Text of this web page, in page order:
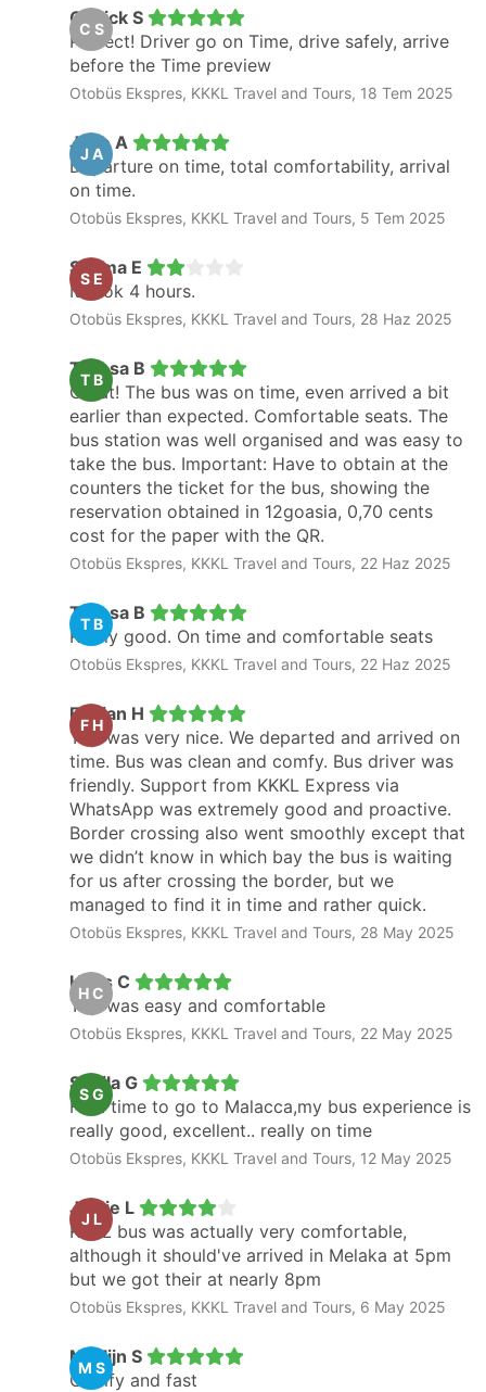
C S
Cheick S
Perfect! Driver go on Time, drive safely, arrive
before the Time preview
Otobüs Ekspres, KKKL Travel and Tours, 18 Tem 2025
J A
Jose A
Departure on time, total comfortability, arrival
on time.
Otobüs Ekspres, KKKL Travel and Tours, 5 Tem 2025
S E
Seyma E
It took 4 hours.
Otobüs Ekspres, KKKL Travel and Tours, 28 Haz 2025
T B
Teresa B
Great! The bus was on time, even arrived a bit
earlier than expected. Comfortable seats. The
bus station was well organised and was easy to
take the bus. Important: Have to obtain at the
counters the ticket for the bus, showing the
reservation obtained in 12goasia, 0,70 cents
cost for the paper with the QR.
Otobüs Ekspres, KKKL Travel and Tours, 22 Haz 2025
T B
Teresa B
Really good. On time and comfortable seats
Otobüs Ekspres, KKKL Travel and Tours, 22 Haz 2025
F H
Florian H
Trip was very nice. We departed and arrived on
time. Bus was clean and comfy. Bus driver was
friendly. Support from KKKL Express via
WhatsApp was extremely good and proactive.
Border crossing also went smoothly except that
we didn’t know in which bay the bus is waiting
for us after crossing the border, but we
managed to find it in time and rather quick.
Otobüs Ekspres, KKKL Travel and Tours, 28 May 2025
H C
Hans C
Trip was easy and comfortable
Otobüs Ekspres, KKKL Travel and Tours, 22 May 2025
S G
Sheila G
First time to go to Malacca,my bus experience is
really good, excellent.. really on time
Otobüs Ekspres, KKKL Travel and Tours, 12 May 2025
J L
Jamie L
KKKL bus was actually very comfortable,
although it should've arrived in Melaka at 5pm
but we got their at nearly 8pm
Otobüs Ekspres, KKKL Travel and Tours, 6 May 2025
M S
Marlijn S
Comfy and fast